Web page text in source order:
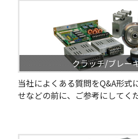
クラッチ/ブレー
当社によくある質問をQ&A形式
せなどの前に、ご参考にしてく